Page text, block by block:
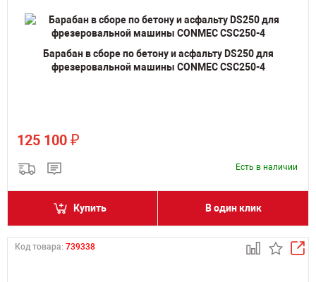
Барабан в сборе по бетону и асфальту DS250 для
фрезеровальной машины CONMEC CSC250-4
125 100 ₽
Есть в наличии
Купить В один клик
Код товара: 739338